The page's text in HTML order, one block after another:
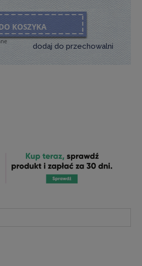
KOSZYKA
dodaj do przechowalni
kosztów płatności